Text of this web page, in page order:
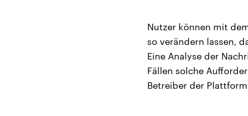
​Nutzer können mit
so verändern ⁠lassen,
Eine Analyse der
Fällen solche
Betreiber der